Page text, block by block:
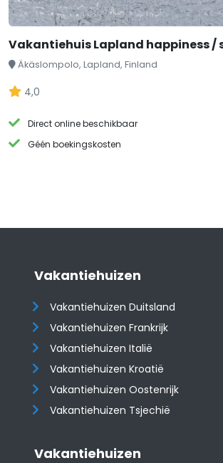
Vakantiehuis Lapland happiness /
Äkäslompolo, Lapland, Finland
4,0
Direct online beschikbaar
Géén boekingskosten
Vakantiehuizen
Vakantiehuizen Duitsland
Vakantiehuizen Frankrijk
Vakantiehuizen Italië
Vakantiehuizen Kroatië
​​​​​​​Vakantiehuizen Oostenrijk
Vakantiehuizen Tsjechië
Vakantiehuizen